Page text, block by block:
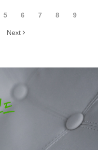
5 6 7 8 9
Next